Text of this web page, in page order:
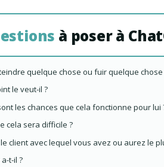
à poser à
quelque chose ou fuir quelque chose
le veut-il ?
les chances que cela fonctionne pour lui
cela sera difficile ?
client avec lequel vous avez ou aurez le
t-il ?